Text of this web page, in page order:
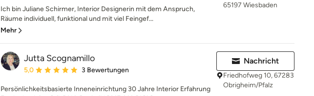
Ich bin Juliane Schirmer, Interior Designerin mit dem Anspruch,
Räume individuell, funktional und mit viel Feingef...
Mehr
65197 Wiesbaden
Jutta Scognamillo
Durchschnittliche Bewertung: 5 von 5 Sternen
5,0 3 Bewertungen
Persönlichkeitsbasierte Inneneinrichtung 30 Jahre Interior Erfahrung
Nachricht
Friedhofweg 10, 67283
Obrigheim/Pfalz